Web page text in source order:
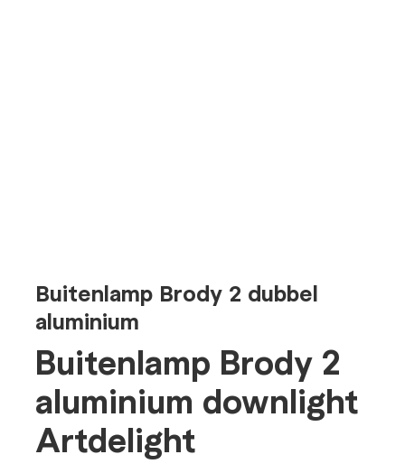
Buitenlamp Brody 2 dubbel
aluminium
Buitenlamp Brody 2
aluminium downlight
Artdelight